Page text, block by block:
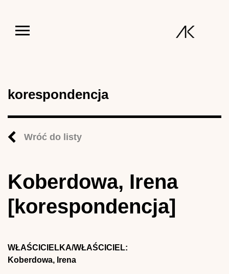
korespondencja
Wróć do listy
Koberdowa, Irena
[korespondencja]
WŁAŚCICIELKA/WŁAŚCICIEL:
Koberdowa, Irena